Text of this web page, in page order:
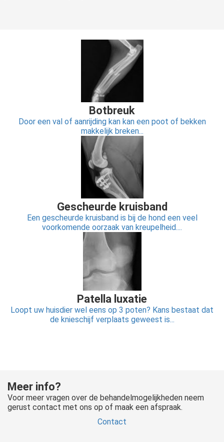
Botbreuk
Door een val of aanrijding kan kan een poot of bekken
makkelijk breken...
Gescheurde kruisband
Een gescheurde kruisband is bij de hond een veel
voorkomende oorzaak van kreupelheid....
Patella luxatie
Loopt uw huisdier wel eens op 3 poten? Kans bestaat dat
de knieschijf verplaats geweest is...
Meer info?
Voor meer vragen over de behandelmogelijkheden neem
gerust contact met ons op of maak een afspraak.
Contact